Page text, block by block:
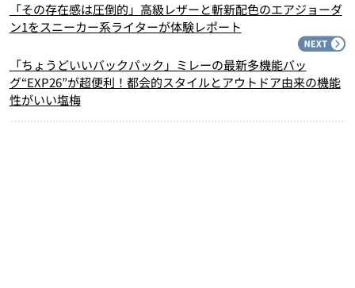
「その存在感は圧倒的」高級レザーと斬新配色のエアジョーダ
ン1をスニーカー系ライターが体験レポート
「ちょうどいいバックパック」ミレーの最新多機能バッ
グ“EXP26”が超便利！都会的スタイルとアウトドア由来の機能
性がいい塩梅